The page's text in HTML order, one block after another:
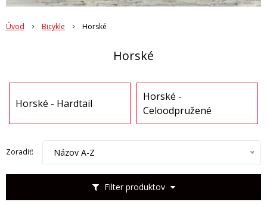
Úvod Bicykle Horské
Horské
Horské - Hardtail
Horské -
Celoodpružené
Filter produktov
Zoradiť: Názov A-Z